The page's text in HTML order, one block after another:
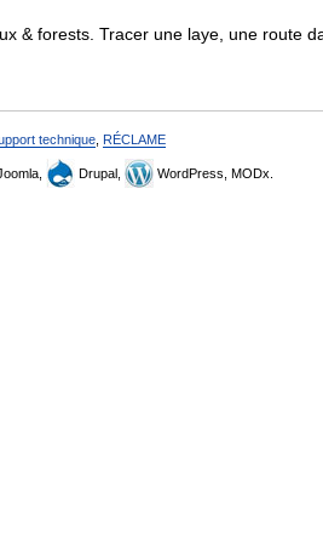
& forests. Tracer une laye, une route
technique RÉCLAME
Drupal, WordPress, MODx.